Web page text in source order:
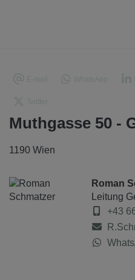
Muthgasse 50 -
1190 Wien
Roman
Leitung
+43